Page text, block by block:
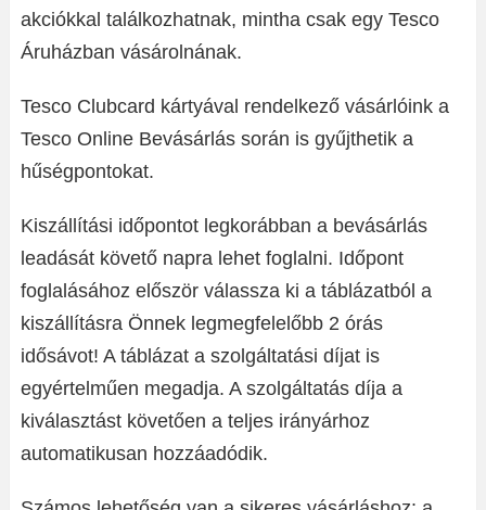
akciókkal találkozhatnak, mintha csak egy Tesco
Áruházban vásárolnának.
Tesco Clubcard kártyával rendelkező vásárlóink a
Tesco Online Bevásárlás során is gyűjthetik a
hűségpontokat.
Kiszállítási időpontot legkorábban a bevásárlás
leadását követő napra lehet foglalni. Időpont
foglalásához először válassza ki a táblázatból a
kiszállításra Önnek legmegfelelőbb 2 órás
idősávot! A táblázat a szolgáltatási díjat is
egyértelműen megadja. A szolgáltatás díja a
kiválasztást követően a teljes irányárhoz
automatikusan hozzáadódik.